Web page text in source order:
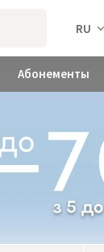
RU
Абонементы